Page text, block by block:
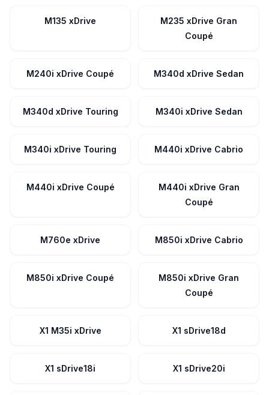
M135 xDrive
M235 xDrive Gran
Coupé
M240i xDrive Coupé M340d xDrive Sedan
M340d xDrive Touring M340i xDrive Sedan
M340i xDrive Touring M440i xDrive Cabrio
M440i xDrive Coupé
M440i xDrive Gran
Coupé
M760e xDrive M850i xDrive Cabrio
M850i xDrive Coupé
M850i xDrive Gran
Coupé
X1 M35i xDrive X1 sDrive18d
X1 sDrive18i X1 sDrive20i